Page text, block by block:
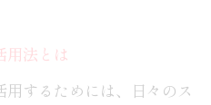
で肌が得る利点
ーパッドの役割
用法とは
用するためには、日々のス